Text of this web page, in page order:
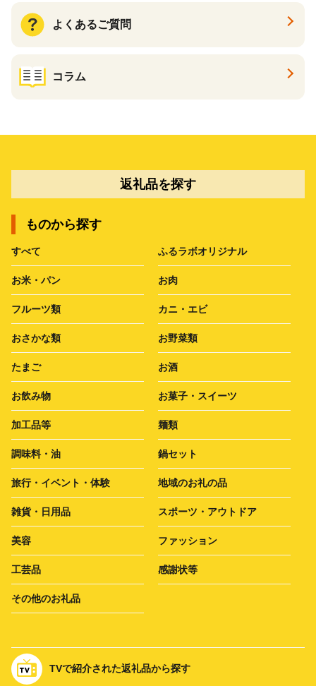
よくあるご質問
コラム
返礼品を探す
ものから探す
すべて ふるラボオリジナル
お米・パン お肉
フルーツ類 カニ・エビ
おさかな類 お野菜類
たまご お酒
お飲み物 お菓子・スイーツ
加工品等 麺類
調味料・油 鍋セット
旅行・イベント・体験 地域のお礼の品
雑貨・日用品 スポーツ・アウトドア
美容 ファッション
工芸品 感謝状等
その他のお礼品
TVで紹介された返礼品から探す